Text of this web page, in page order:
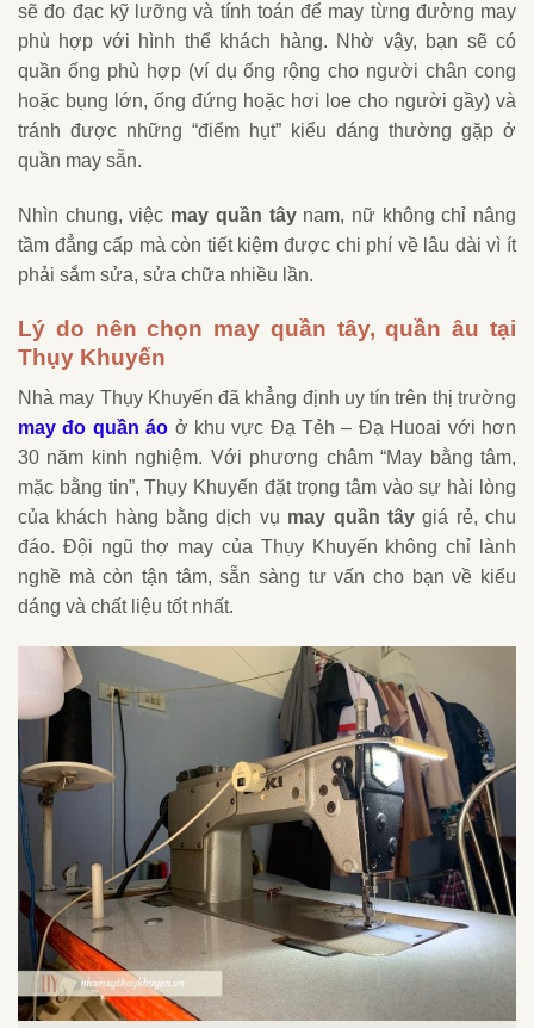
sẽ đo đạc kỹ lưỡng và tính toán để may từng đường may
phù hợp với hình thể khách hàng. Nhờ vậy, bạn sẽ có
quần ống phù hợp (ví dụ ống rộng cho người chân cong
hoặc bụng lớn, ống đứng hoặc hơi loe cho người gầy) và
tránh được những “điểm hụt” kiểu dáng thường gặp ở
quần may sẵn.
Nhìn chung, việc may quần tâynam, nữ không chỉ nâng
tầm đẳng cấp mà còn tiết kiệm được chi phí về lâu dài vì ít
phải sắm sửa, sửa chữa nhiều lần.
Lý do nên chọn may quần tây, quần âu tại
Thụy Khuyến
Nhà may Thụy Khuyến đã khẳng định uy tín trên thị trường
may đo quần áo ở khu vực Đạ Tẻh – Đạ Huoai với hơn
30 năm kinh nghiệm. Với phương châm “May bằng tâm,
mặc bằng tin”, Thụy Khuyến đặt trọng tâm vào sự hài lòng
của khách hàng bằng dịch vụ may quần tâygiá rẻ, chu
đáo. Đội ngũ thợ may của Thụy Khuyến không chỉ lành
nghề mà còn tận tâm, sẵn sàng tư vấn cho bạn về kiểu
dáng và chất liệu tốt nhất.